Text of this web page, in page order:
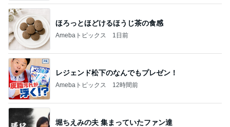
ほろっとほどけるほうじ茶の食感
Amebaトピックス 1日前
レジェンド松下のなんでもプレゼン！
Amebaトピックス 12時間前
堀ちえみの夫 集まっていたファン達